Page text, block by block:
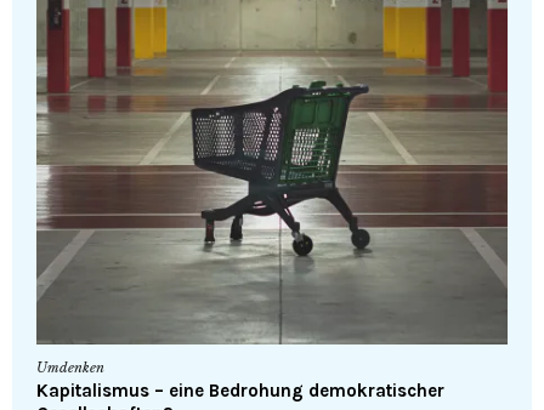
Umdenken
Kapitalismus – eine Bedrohung demokratischer